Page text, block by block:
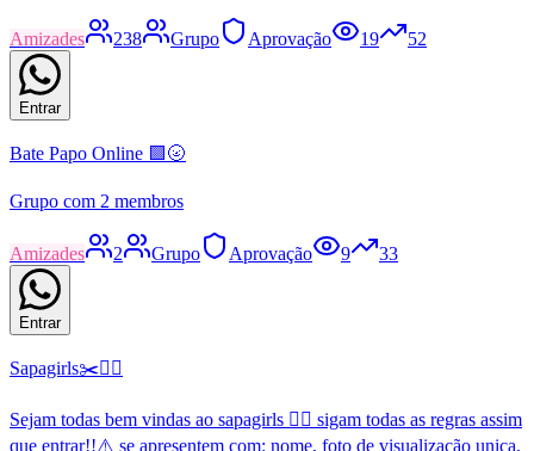
Amizades 238 Grupo Aprovação 19 52
Entrar
Bate Papo Online 🟩🌝
Grupo com 2 membros
Amizades 2 Grupo Aprovação 9 33
Entrar
Sapagirls✂️🏳️‍🌈
Sejam todas bem vindas ao sapagirls 🏳️‍🌈 sigam todas as regras assim
que entrar!!⚠️ se apresentem com: nome, foto de visualização unica,